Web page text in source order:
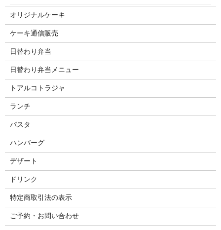
オリジナルケーキ
ケーキ通信販売
日替わり弁当
日替わり弁当メニュー
トアルコトラジャ
ランチ
パスタ
ハンバーグ
デザート
ドリンク
特定商取引法の表示
ご予約・お問い合わせ